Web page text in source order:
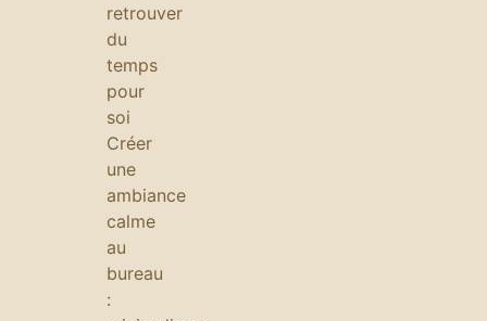
retrouver
du
temps
pour
soi
Créer
une
ambiance
calme
au
bureau
: